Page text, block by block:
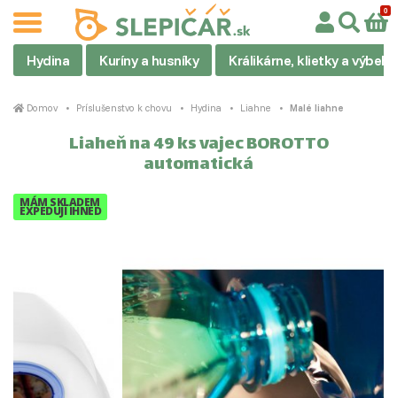
Hydina Kuríny a husníky Králikárne, klietky a výbehy
Domov Príslušenstvo k chovu Hydina Liahne Malé liahne
Liaheň na 49 ks vajec BOROTTO
automatická
MÁM SKLADEM
EXPEDUJI IHNED